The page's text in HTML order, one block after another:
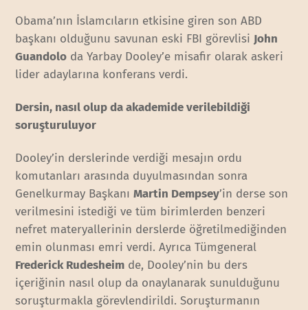
Obama’nın İslamcıların etkisine giren son ABD
başkanı olduğunu savunan eski FBI görevlisi John
Guandolo da Yarbay Dooley’e misafir olarak askeri
lider adaylarına konferans verdi.
Dersin, nasıl olup da akademide verilebildiği
soruşturuluyor
Dooley’in derslerinde verdiği mesajın ordu
komutanları arasında duyulmasından sonra
Genelkurmay BaşkanıMartin Dempsey’in derse son
verilmesini istediği ve tüm birimlerden benzeri
nefret materyallerinin derslerde öğretilmediğinden
emin olunması emri verdi. Ayrıca Tümgeneral
Frederick Rudesheim de, Dooley’nin bu ders
içeriğinin nasıl olup da onaylanarak sunulduğunu
soruşturmakla görevlendirildi. Soruşturmanın